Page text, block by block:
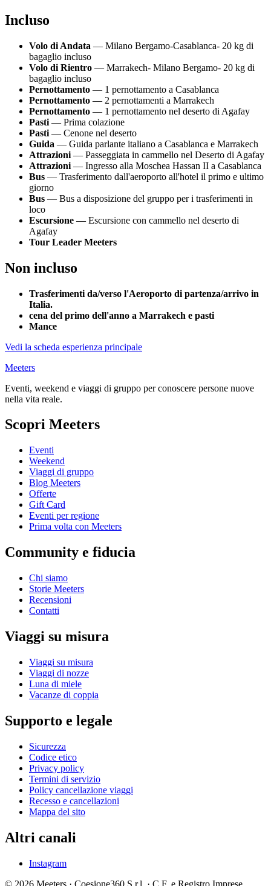
Incluso
Volo di Andata — Milano Bergamo-Casablanca- 20 kg di
bagaglio incluso
Volo di Rientro — Marrakech- Milano Bergamo- 20 kg di
bagaglio incluso
Pernottamento — 1 pernottamento a Casablanca
Pernottamento — 2 pernottamenti a Marrakech
Pernottamento — 1 pernottamento nel deserto di Agafay
Pasti — Prima colazione
Pasti — Cenone nel deserto
Guida — Guida parlante italiano a Casablanca e Marrakech
Attrazioni — Passeggiata in cammello nel Deserto di Agafay
Attrazioni — Ingresso alla Moschea Hassan II a Casablanca
Bus — Trasferimento dall'aeroporto all'hotel il primo e ultimo
giorno
Bus — Bus a disposizione del gruppo per i trasferimenti in
loco
Escursione — Escursione con cammello nel deserto di
Agafay
Tour Leader Meeters
Non incluso
Trasferimenti da/verso l'Aeroporto di partenza/arrivo in
Italia.
cena del primo dell'anno a Marrakech e pasti
Mance
Vedi la scheda esperienza principale
Meeters
Eventi, weekend e viaggi di gruppo per conoscere persone nuove
nella vita reale.
Scopri Meeters
Eventi
Weekend
Viaggi di gruppo
Blog Meeters
Offerte
Gift Card
Eventi per regione
Prima volta con Meeters
Community e fiducia
Chi siamo
Storie Meeters
Recensioni
Contatti
Viaggi su misura
Viaggi su misura
Viaggi di nozze
Luna di miele
Vacanze di coppia
Supporto e legale
Sicurezza
Codice etico
Privacy policy
Termini di servizio
Policy cancellazione viaggi
Recesso e cancellazioni
Mappa del sito
Altri canali
Instagram
© 2026 Meeters · Coesione360 S.r.l. · C.F. e Registro Imprese